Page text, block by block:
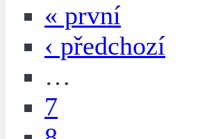
« první
‹ předchozí
…
7